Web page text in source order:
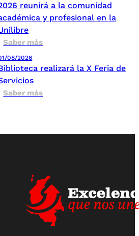
reunirá a la comunidad
y profesional en la
Saber más
08/2026
realizará la X Feria de
Saber más